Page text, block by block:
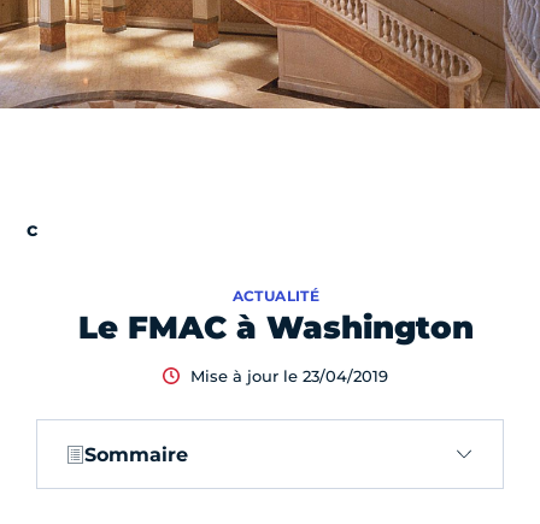
Le FMAC à Washington
ACTUALITÉ
Mise à jour le 23/04/2019
Sommaire